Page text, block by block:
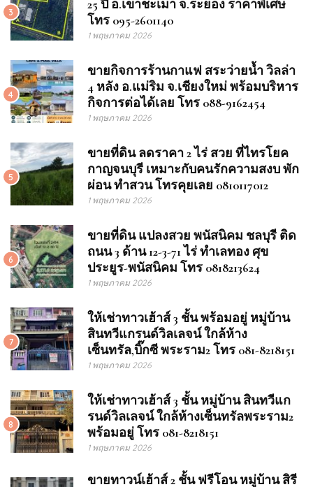
3
25 ปี อ.เขาชะเมา จ.ระยอง ราคาพิเศษ
โทร 095-2601140
1 พฤษภาคม 2026
4
ขายกิจการร้านกาแฟ สระว่ายน้ำ วิลล่า
4 หลัง อ.แม่ริม จ.เชียงใหม่ พร้อมบริหาร
กิจการต่อได้เลย โทร 088-9162454
1 พฤษภาคม 2026
5
ขายที่ดิน ลดราคา 2 ไร่ สวย ที่ไทรโยค
กาญจนบุรี เหมาะกับคนรักความสงบ พัก
ผ่อน ทำสวน โทรคุยเลย 0810117012
1 พฤษภาคม 2026
6
ขายที่ดิน แปลงสวย พนัสนิคม ชลบุรี ติด
ถนน 3 ด้าน 12-3-71 ไร่ ทำเลทอง ศุข
ประยูร-พนัสนิคม โทร 0818213624
1 พฤษภาคม 2026
7
ให้เช่าทาวเฮ้าส์ 3 ชั้น พร้อมอยู่ หมู่บ้าน
สินทวีแกรนด์วิลเลจน์ ใกล้ห้าง
เซ็นทรัล,บิ๊กซี พระราม2 โทร 081-8218151
1 พฤษภาคม 2026
8
ให้เช่าทาวเฮ้าส์ 3 ชั้น หมู่บ้าน สินทวีแก
รนด์วิลเลจน์ ใกล้ห้างเซ็นทรัลพระราม2
พร้อมอยู่ โทร 081-8218151
1 พฤษภาคม 2026
ขายทาวน์เฮ้าส์ 2 ชั้น ฟรีโอน หมู่บ้าน สิรี